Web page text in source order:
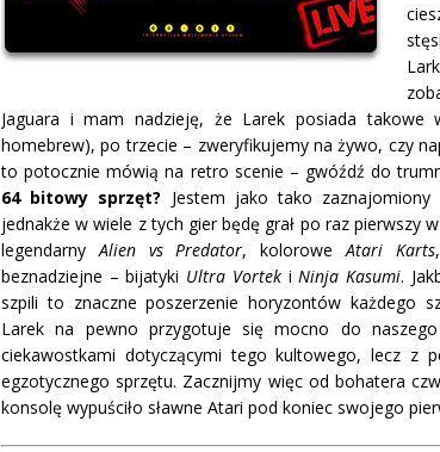
Jaguara i mam nadzieję, że Larek posiada
homebrew), po trzecie – zweryfikujemy na żywo, czy
to potocznie mówią na retro scenie – gwóźdź do
64 bitowy sprzęt? Jestem jako tako
jednakże w wiele z tych gier będę grał po raz pierwszy
legendarny Alien vs Predator, kolorowe Atari Karts
beznadziejne – bijatyki Ultra VortekiNinja Kasumi.
szpili to znaczne poszerzenie horyzontów każdego
Larek na pewno przygotuje się mocno do
ciekawostkami dotyczącymi tego kultowego, lecz z
egzotycznego sprzętu. Zacznijmy więc od bohatera
konsolę wypuściło sławne Atari pod koniec swojego